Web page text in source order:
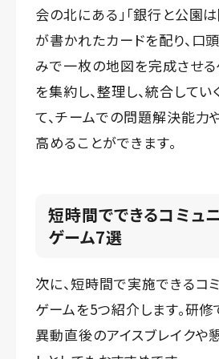
会の北にある」「銀行と公園は
が書かれたカードを配り、口
みで一枚の地図を完成させる
を集約し、整理し、統合して
て、チームでの問題解決能力
高めることができます。
短時間でできるコミュ
ゲーム7選
次に、短時間で実施できるコ
ゲームを5つ紹介します。研修
異動直後のアイスブレイクや